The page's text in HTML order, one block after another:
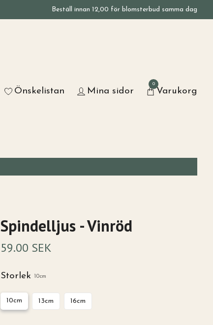
Beställ innan 12,00 för blomsterbud samma dag
Önskelistan Mina sidor
0
Varukorg
Spindelljus - Vinröd
59.00 SEK
Storlek 10cm
10cm 13cm 16cm